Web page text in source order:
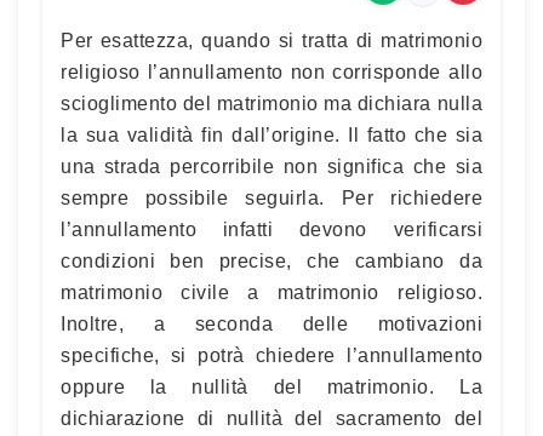
Per esattezza, quando si tratta di matrimonio
religioso l’annullamento non corrisponde allo
scioglimento del matrimonio ma dichiara nulla
la sua validità fin dall’origine. Il fatto che sia
una strada percorribile non significa che sia
sempre possibile seguirla. Per richiedere
l’annullamento infatti devono verificarsi
condizioni ben precise, che cambiano da
matrimonio civile a matrimonio religioso.
Inoltre, a seconda delle motivazioni
specifiche, si potrà chiedere l’annullamento
oppure la nullità del matrimonio. La
dichiarazione di nullità del sacramento del